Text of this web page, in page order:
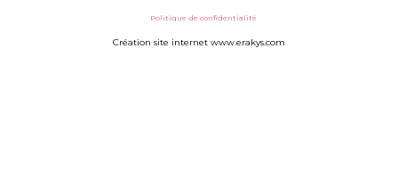
Politique de confidentialité
Création site internet www.erakys.com